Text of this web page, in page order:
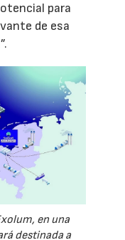
para
de esa
en una
destinada a